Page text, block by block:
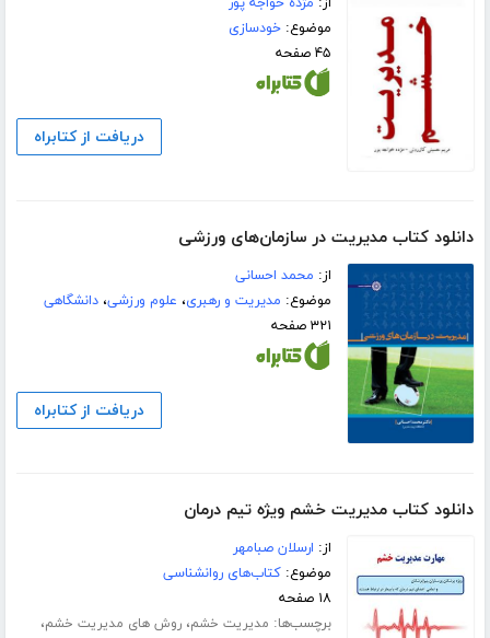
موضوع:خودسازی
۴۵ صفحه
دریافت از کتابراه
دانلود کتاب مدیریت در سازمان‌های ورزشی
از: محمد احسانی
موضوع: مدیریت و رهبری، علوم ورزشی،دانشگاهی
۳۲۱ صفحه
دریافت از کتابراه
دانلود کتاب مدیریت خشم ویژه تیم درمان
از: ارسلان صبامهر
موضوع:کتاب‌های روانشناسی
۱۸ صفحه
برچسب‌ها: مدیریت خشم،روش های مدیریت خشم،